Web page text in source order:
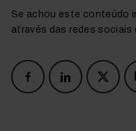
Se achou este conteúdo
através das redes sociais